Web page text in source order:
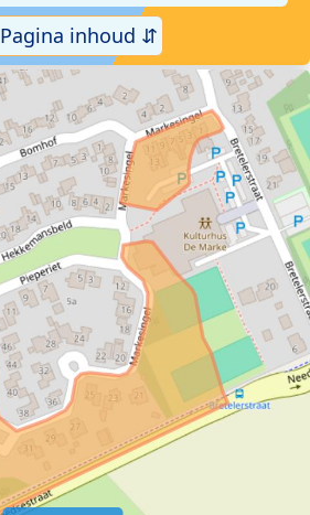
Pagina inhoud ⇵